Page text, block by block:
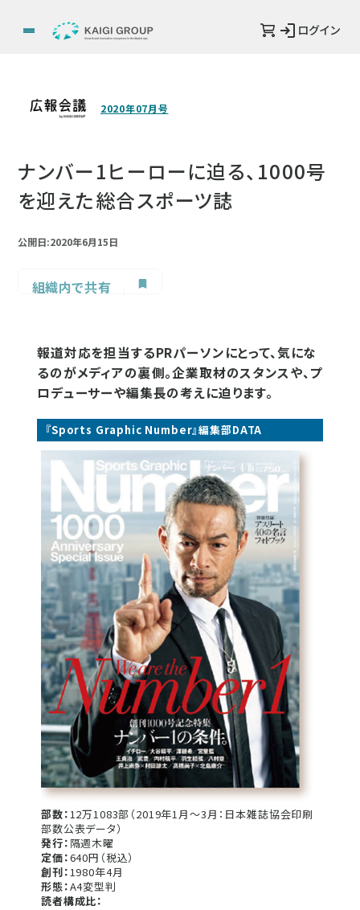
ログイン
2020年07月号
ナンバー1ヒーローに迫る、1000号
を迎えた総合スポーツ誌
公開日:2020年6月15日
組織内で共有
報道対応を担当するPRパーソンにとって、気にな
るのがメディアの裏側。企業取材のスタンスや、プ
ロデューサーや編集長の考えに迫ります。
『Sports Graphic Number』編集部DATA
部数：12万1083部（2019年1月～3月：日本雑誌協会印刷
部数公表データ）
発行： 隔週木曜
定価：640円（税込）
創刊：1980年4月
形態：A4変型判
読者構成比：